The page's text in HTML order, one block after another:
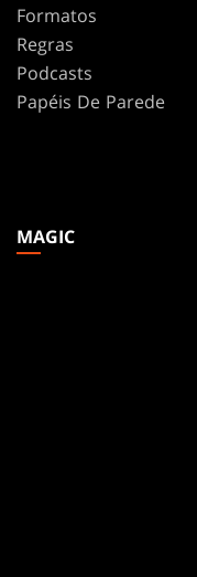
Formatos
Regras
Podcasts
Papéis De Parede
MAGIC